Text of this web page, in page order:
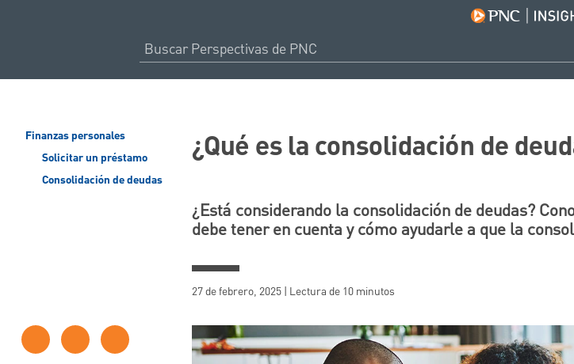
Finanzas personales
Solicitar un préstamo
Consolidación de deudas
¿Qué es la consolidación de
¿Está considerando la consolidación de deudas?
debe tener en cuenta y cómo ayudarle a que la
27 de febrero, 2025 | Lectura de 10 minutos